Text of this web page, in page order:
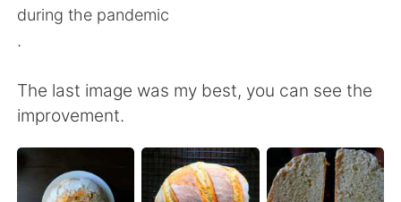
日本語
English 简体中文
繁體中文 Español
العربية Français
during the pandemic
.
The last image was my best, you can see the
improvement.